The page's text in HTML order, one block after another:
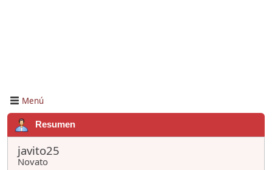
Menú
Resumen
javito25
Novato